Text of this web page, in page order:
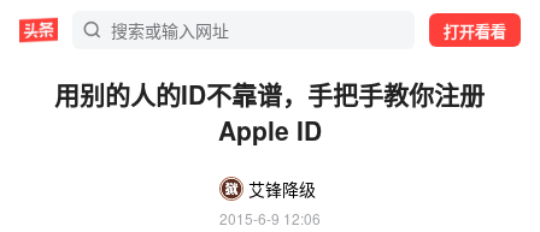
打开看看
用别的人的ID不靠谱，手把手教你注册
Apple ID
艾锋降级
2015-6-9 12:06